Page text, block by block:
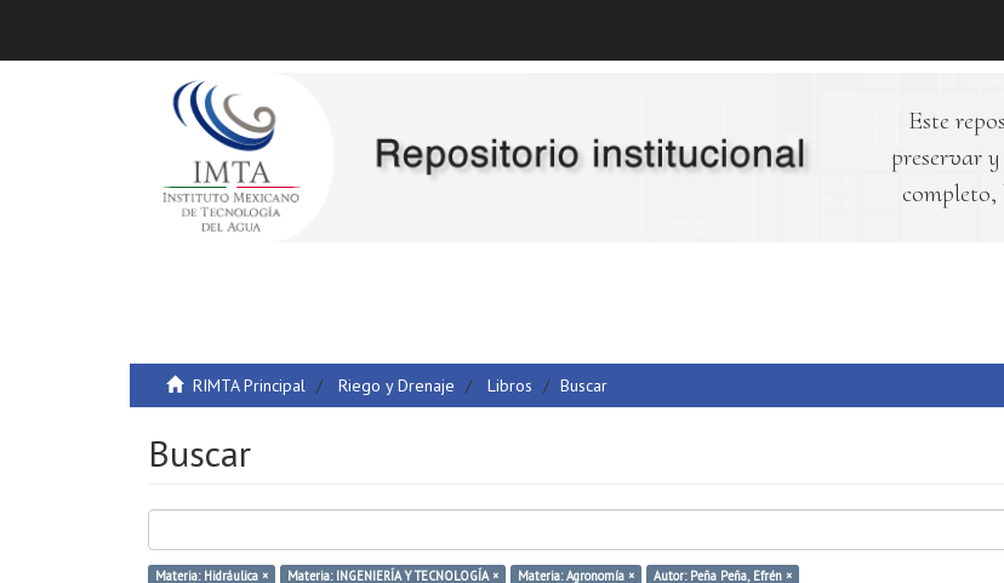
Este
preservar
RIMTA Principal Riego y Drenaje Libros Buscar
Buscar
Materia: Hidráulica × Materia: INGENIERÍA Y TECNOLOGÍA × Materia: Agronomía × Autor: Peña Peña, Efrén ×